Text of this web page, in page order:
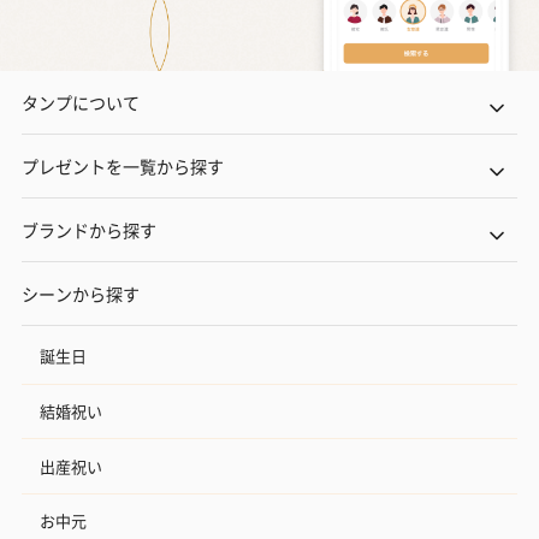
タンプについて
プレゼントを一覧から探す
ブランドから探す
シーンから探す
誕生日
結婚祝い
出産祝い
お中元